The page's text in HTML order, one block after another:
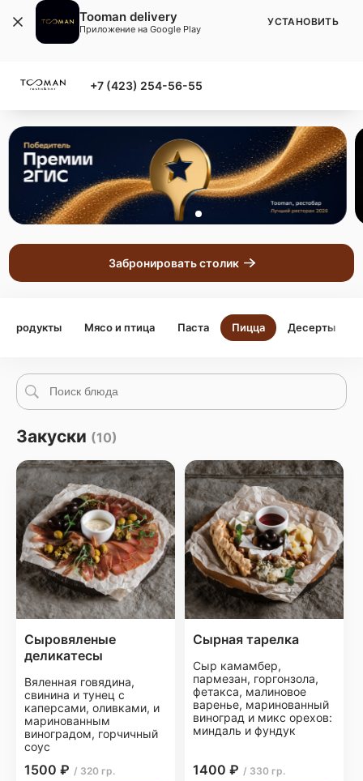
+7 (423) 254-56-55
Забронировать столик
Мясо и птица Паста Пицца Десерты
Закуски (10)
Сыровяленые
деликатесы
Вяленная говядина,
свинина и тунец с
каперсами, оливками, и
маринованным
виноградом, горчичный
соус
1500 ₽ / 320 гр.
Сырная тарелка
Сыр камамбер,
пармезан, горгонзола,
фетакса, малиновое
варенье, маринованный
виноград и микс орехов:
миндаль и фундук
1400 ₽ / 330 гр.
Tooman delivery
Приложение на Google Play
УСТАНОВИТЬ